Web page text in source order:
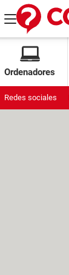
Ordenadores
Redes sociales